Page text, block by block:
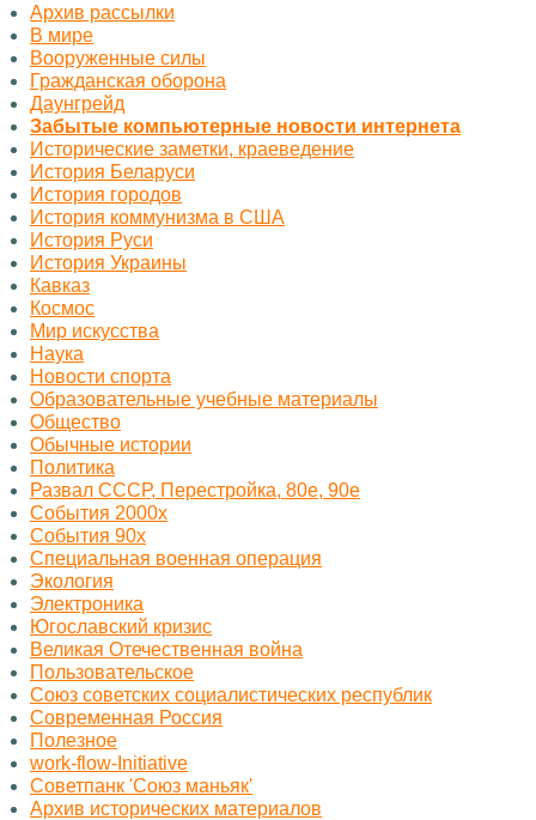
Архив рассылки
В мире
Вооруженные силы
Гражданская оборона
Даунгрейд
Забытые компьютерные новости интернета
Исторические заметки, краеведение
История Беларуси
История городов
История коммунизма в США
История Руси
История Украины
Кавказ
Космос
Миp искусства
Наука
Новости спорта
Образовательные учебные материалы
Общество
Обычные истории
Политика
Развал СССР, Перестройка, 80е, 90е
События 2000х
События 90х
Специальная военная операция
Экология
Электроника
Югославский кризис
Великая Отечественная война
Пользовательское
Союз советских социалистических республик
Современная Россия
Полезное
work-flow-Initiative
Советпанк 'Союз маньяк'
Архив исторических материалов